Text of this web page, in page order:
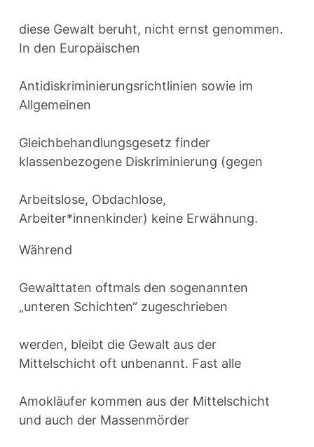
diese Gewalt beruht, nicht ernst genommen.
In den Europäischen
Antidiskriminierungsrichtlinien sowie im
Allgemeinen
Gleichbehandlungsgesetz finder
klassenbezogene Diskriminierung (gegen
Arbeitslose, Obdachlose,
Arbeiter*innenkinder) keine Erwähnung.
Während
Gewalttaten oftmals den sogenannten
„unteren Schichten“ zugeschrieben
werden, bleibt die Gewalt aus der
Mittelschicht oft unbenannt. Fast alle
Amokläufer kommen aus der Mittelschicht
und auch der Massenmörder